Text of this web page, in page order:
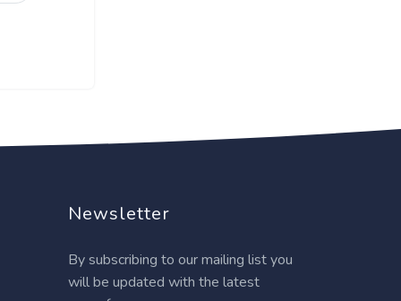
Newsletter
By subscribing to our mailing list you
will be updated with the latest